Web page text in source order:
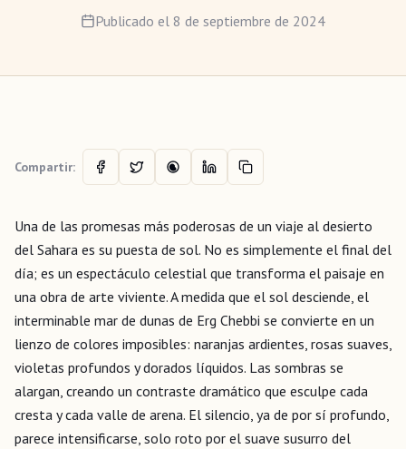
Publicado el 8 de septiembre de 2024
Compartir:
Una de las promesas más poderosas de un viaje al desierto
del Sahara es su puesta de sol. No es simplemente el final del
día; es un espectáculo celestial que transforma el paisaje en
una obra de arte viviente. A medida que el sol desciende, el
interminable mar de dunas de Erg Chebbi se convierte en un
lienzo de colores imposibles: naranjas ardientes, rosas suaves,
violetas profundos y dorados líquidos. Las sombras se
alargan, creando un contraste dramático que esculpe cada
cresta y cada valle de arena. El silencio, ya de por sí profundo,
parece intensificarse, solo roto por el suave susurro del